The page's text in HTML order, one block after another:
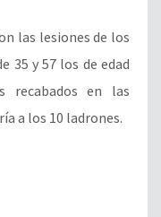
las lesiones de los
35 y 57 los de edad
recabados en las
a los 10 ladrones.